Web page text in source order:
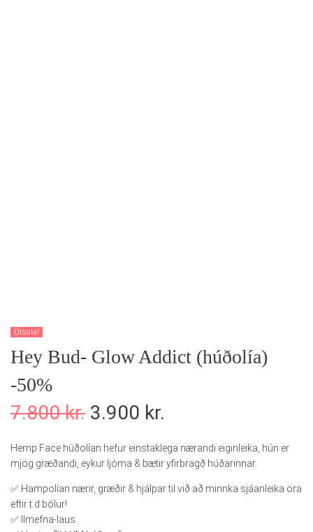
Útsala!
Hey Bud- Glow Addict (húðolía)
-50%
7.800kr. 3.900 kr.
Hemp Face húðolían hefur einstaklega nærandi eiginleika, hún er
mjög græðandi, eykur ljóma & bætir yfirbragð húðarinnar.
✅️ Hampolían nærir, græðir & hjálpar til við að minnka sjáanleika öra
eftir t.d bólur!
✅️ Ilmefna-laus